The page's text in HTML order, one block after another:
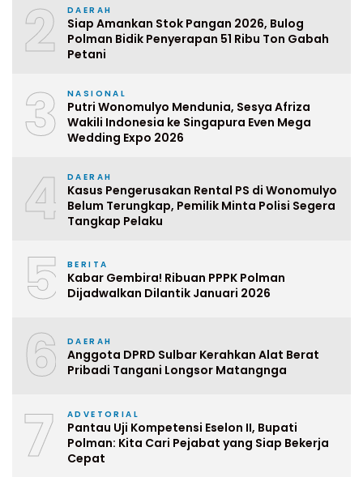
2 DAERAH
Siap Amankan Stok Pangan 2026, Bulog
Polman Bidik Penyerapan 51 Ribu Ton Gabah
Petani
3 NASIONAL
Putri Wonomulyo Mendunia, Sesya Afriza
Wakili Indonesia ke Singapura Even Mega
Wedding Expo 2026
4 DAERAH
Kasus Pengerusakan Rental PS di Wonomulyo
Belum Terungkap, Pemilik Minta Polisi Segera
Tangkap Pelaku
5 BERITA
Kabar Gembira! Ribuan PPPK Polman
Dijadwalkan Dilantik Januari 2026
6 DAERAH
Anggota DPRD Sulbar Kerahkan Alat Berat
Pribadi Tangani Longsor Matangnga
7 ADVETORIAL
Pantau Uji Kompetensi Eselon II, Bupati
Polman: Kita Cari Pejabat yang Siap Bekerja
Cepat